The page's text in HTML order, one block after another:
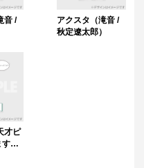
音 /
アクスタ（滝音 /
秋定遼太郎）
才ピ
す